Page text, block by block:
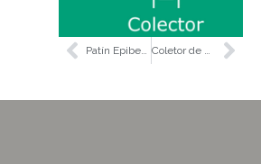
Patín Epibentónico Coletor de plâncton CP3